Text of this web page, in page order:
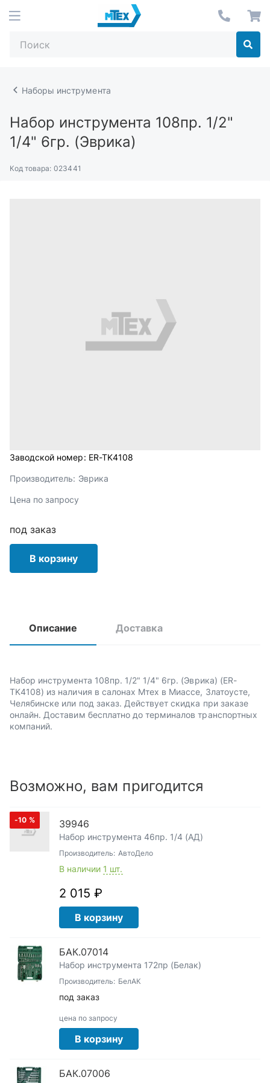
Наборы инструмента
Набор инструмента 108пр. 1/2"
1/4" 6гр. (Эврика)
Код товара: 023441
Заводской номер: ER-TK4108
Производитель: Эврика
Цена по запросу
под заказ
В корзину
Описание Доставка
Набор инструмента 108пр. 1/2" 1/4" 6гр. (Эврика) (ER-
TK4108) из наличия в салонах Мтех в Миассе, Златоусте,
Челябинске или под заказ. Действует скидка при заказе
онлайн. Доставим бесплатно до терминалов транспортных
компаний.
Возможно, вам пригодится
-10 % 39946
Набор инструмента 46пр. 1/4 (АД)
Производитель: АвтоДело
В наличии 1 шт.
2 015 ₽
В корзину
БАК.07014
Набор инструмента 172пр (Белак)
Производитель: БелАК
под заказ
цена по запросу
В корзину
БАК.07006